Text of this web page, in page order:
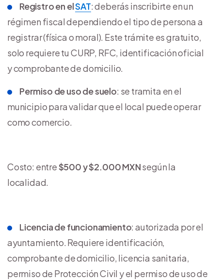
Registro en elSAT: deberás inscribirte en un
régimen fiscal dependiendo el tipo de persona a
registrar (física o moral). Este trámite es gratuito,
solo requiere tu CURP, RFC, identificación oficial
y comprobante de domicilio.
Permiso de uso de suelo: se tramita en el
municipio para validar que el local puede operar
como comercio.
Costo: entre$500 y $2.000 MXNsegún la
localidad.
Licencia de funcionamiento: autorizada por el
ayuntamiento. Requiere identificación,
comprobante de domicilio, licencia sanitaria,
permiso de Protección Civil y el permiso de uso de